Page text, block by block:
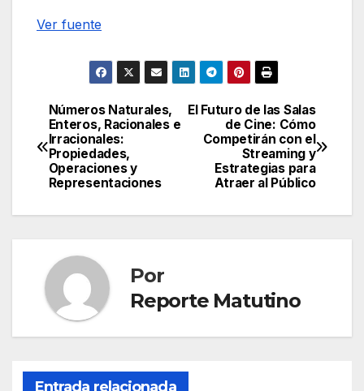
Ver fuente
Navegación
de
entradas
El Futuro de las Salas
de Cine: Cómo
Competirán con el
Streaming y
Estrategias para
Atraer al Público
Números Naturales,
Enteros, Racionales e
Irracionales:
Propiedades,
Operaciones y
Representaciones
Por
Reporte Matutino
Entrada relacionada